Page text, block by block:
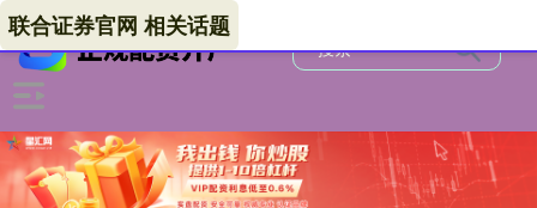
联合证券官网 相关话题